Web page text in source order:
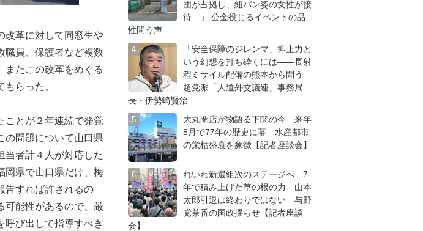
改革に対して同窓生や
職員、保護者など複数
またこの改革をめぐる
らった。
とが２年連続で発覚
の問題について山口県
当者計４人が対応した
岡県で山口県だけ、梅
告すれば許されるの
可能性があるので、厳
呼び出して指導すべき
団が占拠し、紐パン姿の女性が接
待…」 公金投じるイベントの品
性問う声
「安全保障のジレンマ」抑止力と
いう幻想を打ち砕くには――長射
程ミサイル配備の熊本から問う
超党派「人道外交議連」事務局
長・伊勢崎賢治
大丸閉店が物語る下関の今 来年
8月で77年の歴史に幕 水産都市
の栄枯盛衰を象徴【記者座談会】
れいわ新選組次のステージへ 7
年で積み上げた草の根の力 山本
太郎引退は終わりではない 与野
党茶番の国政揺らせ【記者座談
会】